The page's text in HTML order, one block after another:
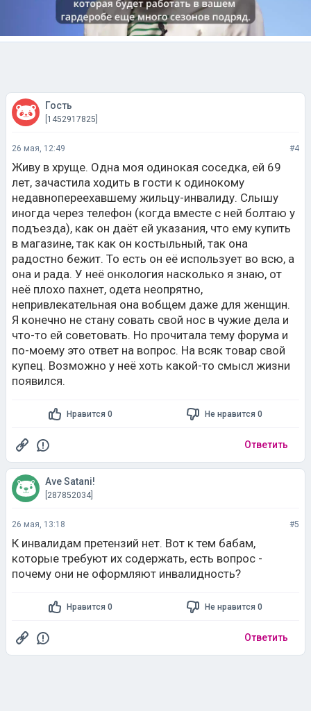
Гость
[1452917825]
26 мая, 12:49 #4
Живу в хруще. Одна моя одинокая соседка, ей 69
лет, зачастила ходить в гости к одинокому
недавнопереехавшему жильцу-инвалиду. Слышу
иногда через телефон (когда вместе с ней болтаю у
подъезда), как он даёт ей указания, что ему купить
в магазине, так как он костыльный, так она
радостно бежит. То есть он её использует во всю, а
она и рада. У неё онкология насколько я знаю, от
неё плохо пахнет, одета неопрятно,
непривлекательная она вобщем даже для женщин.
Я конечно не стану совать свой нос в чужие дела и
что-то ей советовать. Но прочитала тему форума и
по-моему это ответ на вопрос. На всяк товар свой
купец. Возможно у неё хоть какой-то смысл жизни
появился.
Нравится 0 Не нравится 0
Ответить
Ave Satani!
[287852034]
26 мая, 13:18 #5
К инвалидам претензий нет. Вот к тем бабам,
которые требуют их содержать, есть вопрос -
почему они не оформляют инвалидность?
Нравится 0 Не нравится 0
Ответить